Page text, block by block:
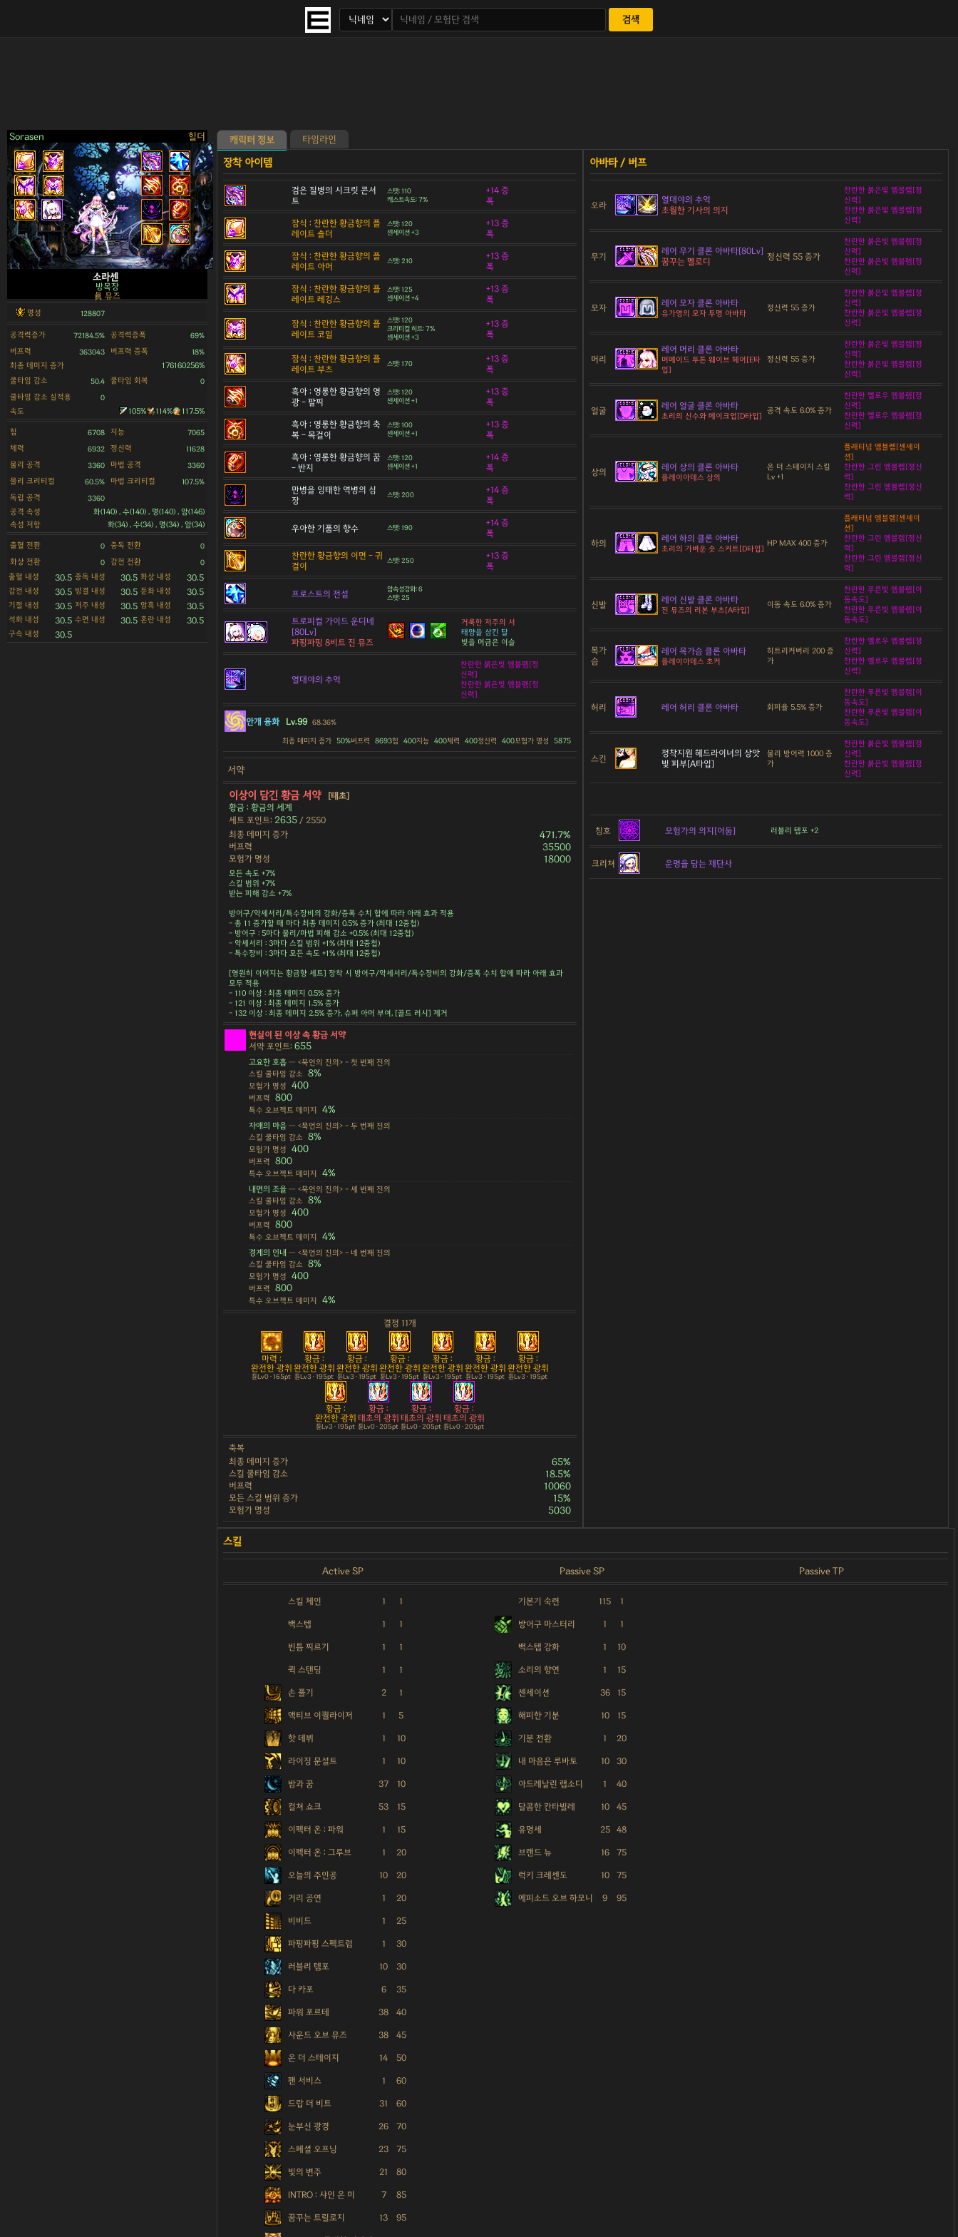
검색
Sorasen 힐더
>
소라센
방목장
眞 뮤즈
명성 128807
공격력증가 72184.5% 공격력증폭 69%
버프력 363043 버프력 증폭 18%
최종 데미지 증가
176160256%
쿨타임 감소
50.4 쿨타임 회복 0
쿨타임 감소 실적용 0
속도 105% 114% 117.5%
힘 6708 지능 7065
체력 6932 정신력 11628
물리 공격 3360 마법 공격 3360
물리 크리티컬 60.5% 마법 크리티컬 107.5%
독립 공격 3360
공격 속성
화(140) , 수(140) , 명(140) , 암(146)
속성 저항
화(34) , 수(34) , 명(34) , 암(34)
출혈 전환 0 중독 전환 0
화상 전환 0 감전 전환 0
출혈 내성 30.5 중독 내성 30.5 화상 내성 30.5
감전 내성 30.5 빙결 내성 30.5 둔화 내성 30.5
기절 내성 30.5 저주 내성 30.5 암흑 내성 30.5
석화 내성 30.5 수면 내성 30.5 혼란 내성 30.5
구속 내성 30.5
캐릭터 정보 타임라인
검은 질병의 시크릿 콘서
트
스탯: 110
캐스트속도: 7%
+14 증
폭
잠식 : 찬란한 황금향의 플
레이트 숄더
스탯: 120
센세이션 +3
+13 증
폭
잠식 : 찬란한 황금향의 플
레이트 아머
스탯: 210
+13 증
폭
잠식 : 찬란한 황금향의 플
레이트 레깅스
스탯: 125
센세이션 +4
+13 증
폭
잠식 : 찬란한 황금향의 플
레이트 코일
스탯: 120
크리티컬 히트: 7%
센세이션 +3
+13 증
폭
잠식 : 찬란한 황금향의 플
레이트 부츠
스탯: 170
+13 증
폭
흑아 : 영롱한 황금향의 영
광 - 팔찌
스탯: 120
센세이션 +1
+13 증
폭
흑아 : 영롱한 황금향의 축
복 - 목걸이
스탯: 100
센세이션 +1
+13 증
폭
흑아 : 영롱한 황금향의 꿈
- 반지
스탯: 120
센세이션 +1
+14 증
폭
만병을 잉태한 역병의 심
장
스탯: 200
+14 증
폭
우아한 기품의 향수 스탯: 190
+14 증
폭
찬란한 황금향의 이면 - 귀
걸이
스탯: 250
+13 증
폭
프로스트의 전설
암속성강화: 6
스탯: 25
트로피컬 가이드 운디네
[80Lv]
파핑파핑 8비트 진 뮤즈
거룩한 저주의 서
태양을 삼킨 달
빛을 머금은 이슬
열대야의 추억
찬란한 붉은빛 엠블렘[정
신력]
찬란한 붉은빛 엠블렘[정
신력]
안개 융화 Lv.99 68.36%
최종 데미지 증가 50%버프력 8693힘 400지능 400체력 400정신력 400모험가 명성 5875
서약
이상이 담긴 황금 서약
[태초]
황금 : 황금의 세계
세트 포인트: 2635 / 2550
최종 데미지 증가
471.7%
버프력 35500
모험가 명성 18000
모든 속도 +7%
스킬 범위 +7%
받는 피해 감소 +7%
방어구/악세서리/특수장비의 강화/증폭 수치 합에 따라 아래 효과 적용
- 총 11 증가할 때 마다 최종 데미지 0.5% 증가 (최대 12중첩)
- 방어구 : 5마다 물리/마법 피해 감소 +0.5% (최대 12중첩)
- 악세서리 : 3마다 스킬 범위 +1% (최대 12중첩)
- 특수장비 : 3마다 모든 속도 +1% (최대 12중첩)
[영원히 이어지는 황금향 세트] 장착 시 방어구/악세서리/특수장비의 강화/증폭 수치 합에 따라 아래 효과
모두 적용
- 110 이상 : 최종 데미지 0.5% 증가
- 121 이상 : 최종 데미지 1.5% 증가
- 132 이상 : 최종 데미지 2.5% 증가, 슈퍼 아머 부여, [골드 러시] 제거
현실이 된 이상 속 황금 서약
서약 포인트: 655
고요한 호흡 — <묵언의 진의> - 첫 번째 진의
스킬 쿨타임 감소 8%
모험가 명성 400
버프력 800
특수 오브젝트 데미지 4%
자애의 마음 — <묵언의 진의> - 두 번째 진의
스킬 쿨타임 감소 8%
모험가 명성 400
버프력 800
특수 오브젝트 데미지 4%
내면의 조율 — <묵언의 진의> - 세 번째 진의
스킬 쿨타임 감소 8%
모험가 명성 400
버프력 800
특수 오브젝트 데미지 4%
경계의 인내 — <묵언의 진의> - 네 번째 진의
스킬 쿨타임 감소 8%
모험가 명성 400
버프력 800
특수 오브젝트 데미지 4%
결정 11개
마력 :
완전한 광휘
튠Lv0 · 165pt
황금 :
완전한 광휘
튠Lv3 · 195pt
황금 :
완전한 광휘
튠Lv3 · 195pt
황금 :
완전한 광휘
튠Lv3 · 195pt
황금 :
완전한 광휘
튠Lv3 · 195pt
황금 :
완전한 광휘
튠Lv3 · 195pt
황금 :
완전한 광휘
튠Lv3 · 195pt
황금 :
완전한 광휘
튠Lv3 · 195pt
황금 :
태초의 광휘
튠Lv0 · 205pt
황금 :
태초의 광휘
튠Lv0 · 205pt
황금 :
태초의 광휘
튠Lv0 · 205pt
축복
최종 데미지 증가
65%
스킬 쿨타임 감소 18.5%
버프력 10060
모든 스킬 범위 증가 15%
모험가 명성 5030
오라
열대야의 추억
초월한 기사의 의지
찬란한 붉은빛 엠블렘[정
신력]
찬란한 붉은빛 엠블렘[정
신력]
무기
레어 무기 클론 아바타[80Lv]
꿈꾸는 멜로디
정신력 55 증가
찬란한 붉은빛 엠블렘[정
신력]
찬란한 붉은빛 엠블렘[정
신력]
모자 레어 모자 클론 아바타
유가영의 모자 투명 아바타
정신력 55 증가
찬란한 붉은빛 엠블렘[정
신력]
찬란한 붉은빛 엠블렘[정
신력]
머리
레어 머리 클론 아바타
머메이드 투톤 웨이브 헤어[E타
입]
정신력 55 증가
찬란한 붉은빛 엠블렘[정
신력]
찬란한 붉은빛 엠블렘[정
신력]
얼굴 레어 얼굴 클론 아바타
초리의 신수와 메이크업[D타입]
공격 속도 6.0% 증가
찬란한 옐로우 엠블렘[정
신력]
찬란한 옐로우 엠블렘[정
신력]
상의 레어 상의 클론 아바타
플레이아데스 상의
온 더 스테이지 스킬
Lv +1
플래티넘 엠블렘[센세이
션]
찬란한 그린 엠블렘[정신
력]
찬란한 그린 엠블렘[정신
력]
하의 레어 하의 클론 아바타
초리의 가벼운 숏 스커트[D타입]
HP MAX 400 증가
플래티넘 엠블렘[센세이
션]
찬란한 그린 엠블렘[정신
력]
찬란한 그린 엠블렘[정신
력]
신발 레어 신발 클론 아바타
진 뮤즈의 리본 부츠[A타입]
이동 속도 6.0% 증가
찬란한 푸른빛 엠블렘[이
동속도]
찬란한 푸른빛 엠블렘[이
동속도]
목가
슴
레어 목가슴 클론 아바타
플레이아데스 초커
히트리커버리 200 증
가
찬란한 옐로우 엠블렘[정
신력]
찬란한 옐로우 엠블렘[정
신력]
허리 레어 허리 클론 아바타 회피율 5.5% 증가
찬란한 푸른빛 엠블렘[이
동속도]
찬란한 푸른빛 엠블렘[이
동속도]
스킨
정착지원 헤드라이너의 상앗
빛 피부[A타입]
물리 방어력 1000 증
가
찬란한 붉은빛 엠블렘[정
신력]
찬란한 붉은빛 엠블렘[정
신력]
칭호 모험가의 의지[어둠] 러블리 템포 +2
크리쳐 운명을 담는 재단사
Active SP Passive SP Passive TP
스킬 체인 1 1
백스텝 1 1
빈틈 찌르기 1 1
퀵 스탠딩 1 1
손 풀기 2 1
액티브 이퀄라이저 1 5
핫 데뷔 1 10
라이징 문설트 1 10
밤과 꿈 37 10
컬쳐 쇼크 53 15
이펙터 온 : 파워 1 15
이펙터 온 : 그루브 1 20
오늘의 주인공 10 20
거리 공연 1 20
비비드 1 25
파핑파핑 스펙트럼 1 30
러블리 템포 10 30
다 카포 6 35
파워 포르테 38 40
사운드 오브 뮤즈 38 45
온 더 스테이지 14 50
팬 서비스 1 60
드랍 더 비트 31 60
눈부신 광경 26 70
스페셜 오프닝 23 75
빛의 변주 21 80
INTRO : 샤인 온 미 7 85
꿈꾸는 트릴로지 13 95
기본기 숙련 115 1
방어구 마스터리 1 1
백스텝 강화 1 10
소리의 향연 1 15
센세이션 36 15
해피한 기분 10 15
기분 전환 1 20
내 마음은 루바토 10 30
아드레날린 랩소디 1 40
달콤한 칸타빌레 10 45
유명세 25 48
브랜드 뉴 16 75
럭키 크레센도 10 75
에피소드 오브 하모니 9 95